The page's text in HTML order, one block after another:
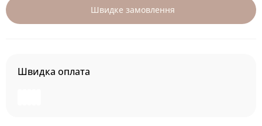
Швидке замовлення
Швидка оплата